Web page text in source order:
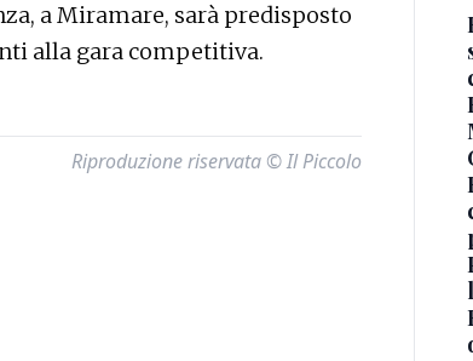
a Miramare, sarà predisposto
alla gara competitiva.
Riproduzione riservata © Il Piccolo